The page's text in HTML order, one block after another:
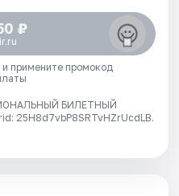
₽
примените промокод
БИЛЕТНЫЙ
25H8d7vbP8SRTvHZrUcdLB.